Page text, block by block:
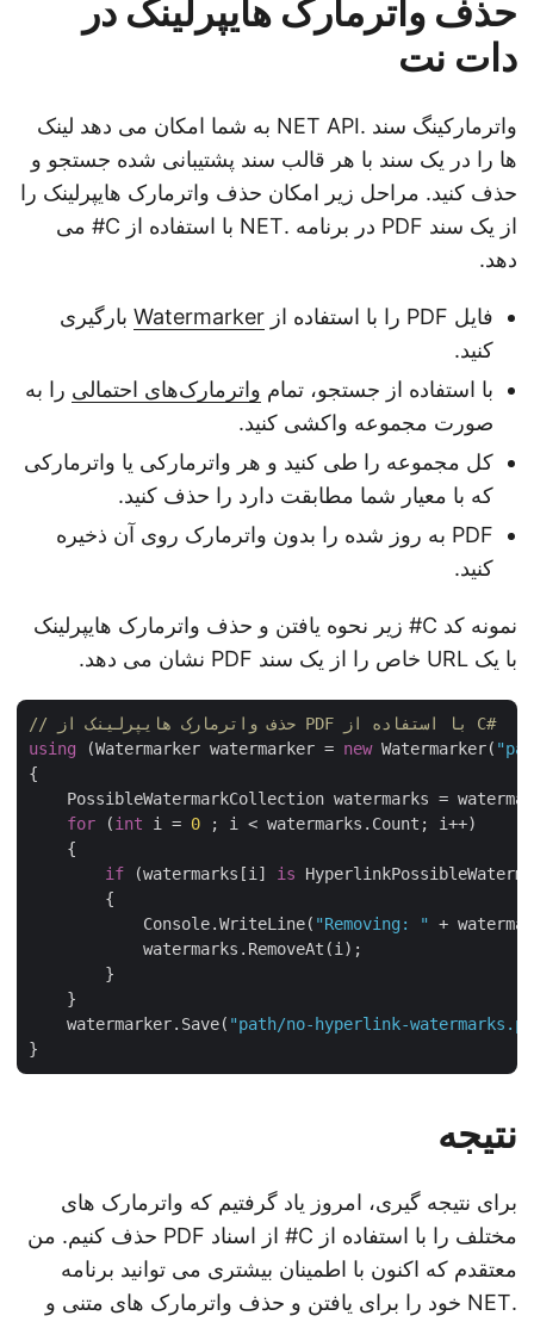
حذف واترمارک هایپرلینک در
دات نت
واترمارکینگ سند .NET API به شما امکان می دهد لینک
ها را در یک سند با هر قالب سند پشتیبانی شده جستجو و
حذف کنید. مراحل زیر امکان حذف واترمارک هایپرلینک را
از یک سند PDF در برنامه .NET با استفاده از C# می
دهد.
فایل PDF را با استفاده از Watermarkerبارگیری
کنید.
با استفاده از جستجو، تمامواترمارک‌های احتمالیرا به
صورت مجموعه واکشی کنید.
کل مجموعه را طی کنید و هر واترمارکی یا واترمارکی
که با معیار شما مطابقت دارد را حذف کنید.
PDF به روز شده را بدون واترمارک روی آن ذخیره
کنید.
نمونه کد C# زیر نحوه یافتن و حذف واترمارک هایپرلینک
با یک URL خاص را از یک سند PDF نشان می دهد.
// حذف واترمارک هایپرلینک از PDF با استفاده از C#
using (Watermarker watermarker = new Watermarker(
PossibleWatermarkCollection watermarks =
for (int i =
; i < watermarks.Count; i++)
    {
if (watermarks[i] is
        {
            Console.WriteLine(
"Removing: " +
            watermarks.RemoveAt(i);
        }
    }
    watermarker.Save(
"path/no-hyperlink-
نتیجه
برای نتیجه گیری، امروز یاد گرفتیم که واترمارک های
مختلف را با استفاده از C# از اسناد PDF حذف کنیم. من
معتقدم که اکنون با اطمینان بیشتری می توانید برنامه
.NET خود را برای یافتن و حذف واترمارک های متنی و